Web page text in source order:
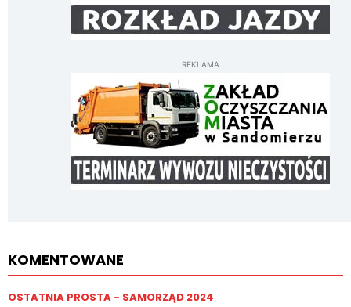
REKLAMA
KOMENTOWANE
OSTATNIA PROSTA - SAMORZĄD 2024